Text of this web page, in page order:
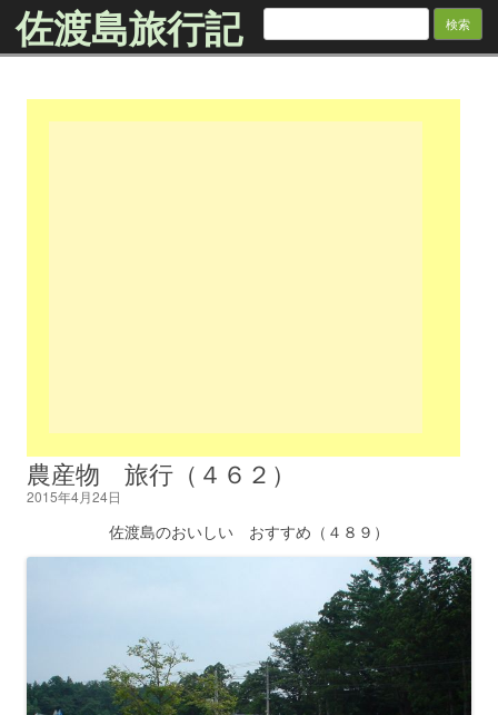
佐渡島旅行記 検
農産物 旅行（４６２）
2015年4月24日
佐渡島のおいしい おすすめ（４８９）